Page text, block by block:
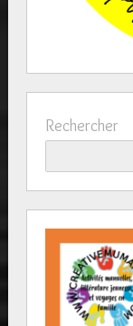
Rechercher